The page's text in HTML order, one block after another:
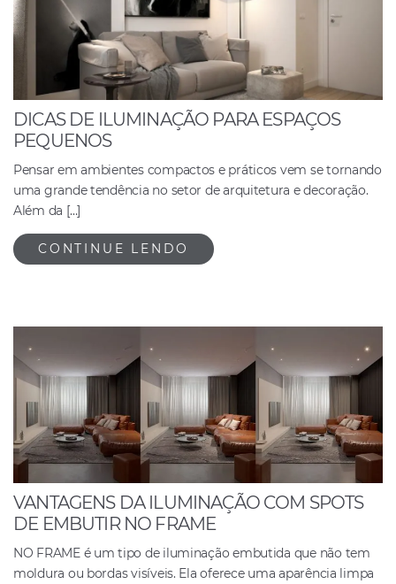
DICAS DE ILUMINAÇÃO PARA ESPAÇOS
PEQUENOS
Pensar em ambientes compactos e práticos vem se tornando
uma grande tendência no setor de arquitetura e decoração.
Além da […]
CONTINUE LENDO
VANTAGENS DA ILUMINAÇÃO COM SPOTS
DE EMBUTIR NO FRAME
NO FRAME é um tipo de iluminação embutida que não tem
moldura ou bordas visíveis. Ela oferece uma aparência limpa